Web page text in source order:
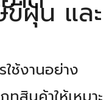
ขี้ฝุ่น และ
ช้งานอย่าง